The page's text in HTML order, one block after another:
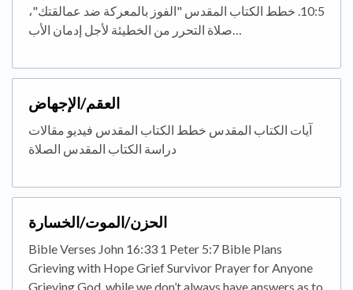
10:5. خطط الكتاب المقدس "الفوز بالمعركة ضد عمالقتك"،
صلاة التحرر من الخطيئة لأجل إدمان الأب…
العقم/الإجهاض
آيات الكتاب المقدس خطط الكتاب المقدس فيديو مقالات
دراسة الكتاب المقدس الصلاة
الحزن/الموت/الخسارة
Bible Verses John 16:33 1 Peter 5:7 Bible Plans
Grieving with Hope Grief Survivor Prayer for Anyone
Grieving God, while we don’t always have answers as to